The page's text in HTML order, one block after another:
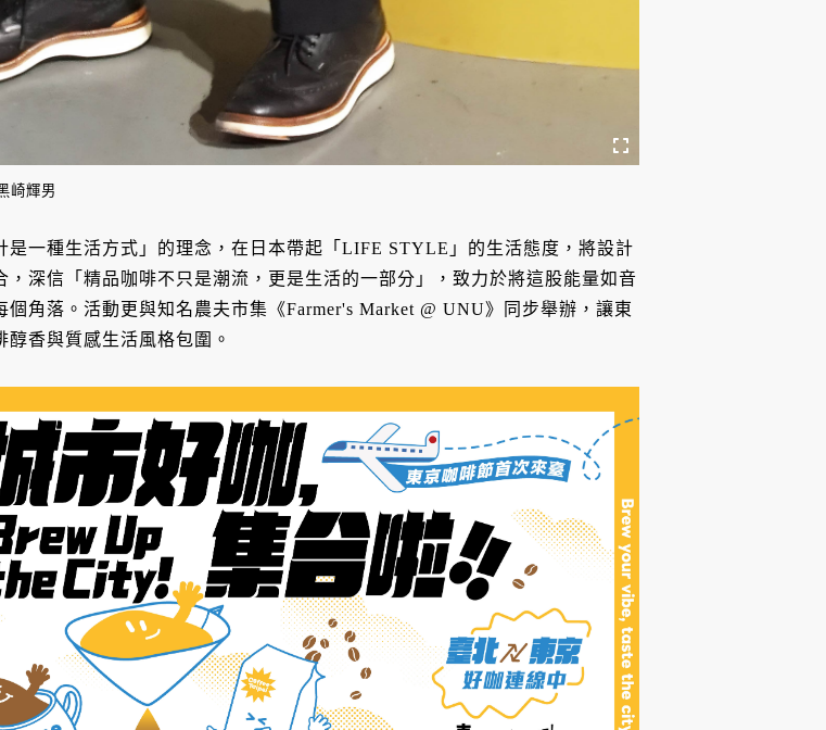
崎輝男
是一種生活方式」的理念，在日本帶起「LIFE STYLE」的生活態度，將設計
，深信「精品咖啡不只是潮流，更是生活的一部分」，致力於將這股能量如音
個角落。活動更與知名農夫市集《Farmer's Market @ UNU》同步舉辦，讓東
醇香與質感生活風格包圍。